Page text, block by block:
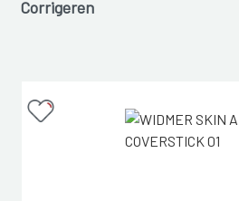
Corrigeren